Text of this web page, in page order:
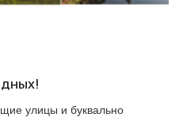
улицы и буквально